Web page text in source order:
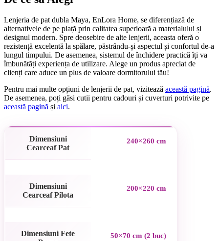
Lenjeria de pat dubla Maya, EnLora Home, se diferențiază de
alternativele de pe piață prin calitatea superioară a materialului și
designul modern. Spre deosebire de alte lenjerii, aceasta oferă o
rezistență excelentă la spălare, păstrându-și aspectul și confortul de-a
lungul timpului. De asemenea, sistemul de închidere practică îți va
îmbunătăți experiența de utilizare. Alege un produs apreciat de
clienți care aduce un plus de valoare dormitorului tău!
Pentru mai multe opțiuni de lenjerii de pat, vizitează această pagină.
De asemenea, poți găsi cutii pentru cadouri și cuverturi potrivite pe
această pagină și aici.
Dimensiuni
Cearceaf Pat
240×260 cm
Dimensiuni
Cearceaf Pilota
200×220 cm
Dimensiuni Fete
50×70 cm (2 buc)